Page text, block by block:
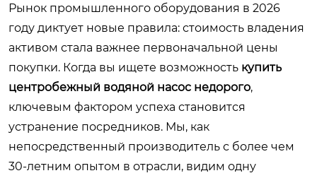
Рынок промышленного оборудования в 2026
году диктует новые правила: стоимость владения
активом стала важнее первоначальной цены
покупки. Когда вы ищете возможность купить
центробежный водяной насос недорого,
ключевым фактором успеха становится
устранение посредников. Мы, как
непосредственный производитель с более чем
30-летним опытом в отрасли, видим одну